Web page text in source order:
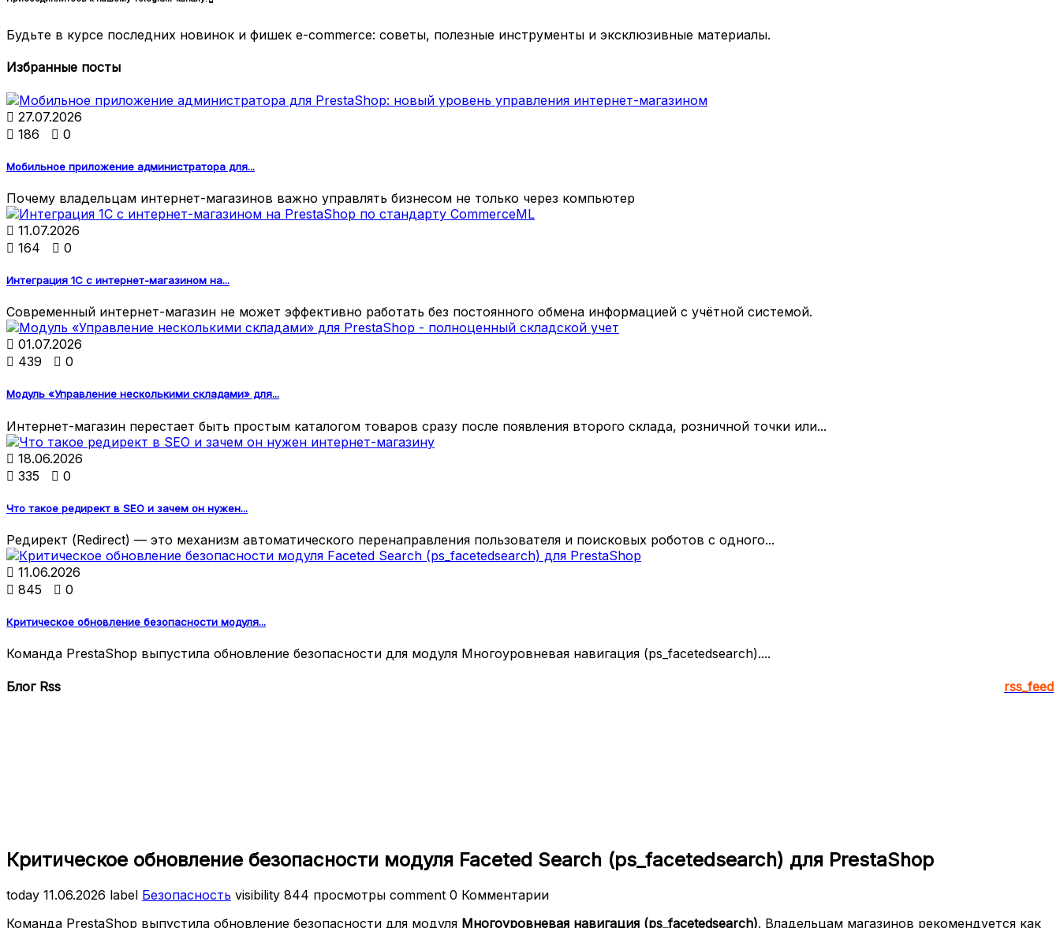
Будьте в курсе последних новинок и фишек e-commerce: советы, полезные инструменты и эксклюзивные материалы.
Избранные посты
 27.07.2026
 186  0
Мобильное приложение администратора для...
Почему владельцам интернет-магазинов важно управлять бизнесом не только через компьютер
 11.07.2026
 164  0
Интеграция 1С с интернет-магазином на...
Современный интернет-магазин не может эффективно работать без постоянного обмена информацией с учётной системой.
 01.07.2026
 439  0
Модуль «Управление несколькими складами» для...
Интернет-магазин перестает быть простым каталогом товаров сразу после появления второго склада, розничной точки или...
 18.06.2026
 335  0
Что такое редирект в SEO и зачем он нужен...
Редирект (Redirect) — это механизм автоматического перенаправления пользователя и поисковых роботов с одного...
 11.06.2026
 845  0
Критическое обновление безопасности модуля...
Команда PrestaShop выпустила обновление безопасности для модуля Многоуровневая навигация (ps_facetedsearch)....
Блог Rss rss_feed
Критическое обновление безопасности модуля Faceted Search (ps_facetedsearch) для PrestaShop
today 11.06.2026 label Безопасность visibility 844 просмотры comment 0 Комментарии
Команда PrestaShop выпустила обновление безопасности для модуля Многоуровневая навигация (ps_facetedsearch). Владельцам магазинов рекомендуется как